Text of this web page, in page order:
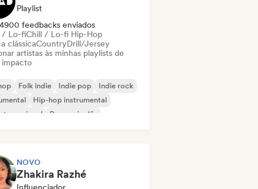
Playlist
feedbacks enviados
/ Lo-fiChill / Lo-fi Hip-Hop
clássicaCountryDrill/Jersey
artistas às minhas playlists de
impacto
Folk indie Indie pop
Indie rock
Hip-hop instrumental
Rap em inglês
NOVO
Zhakira Razhé
Influenciador